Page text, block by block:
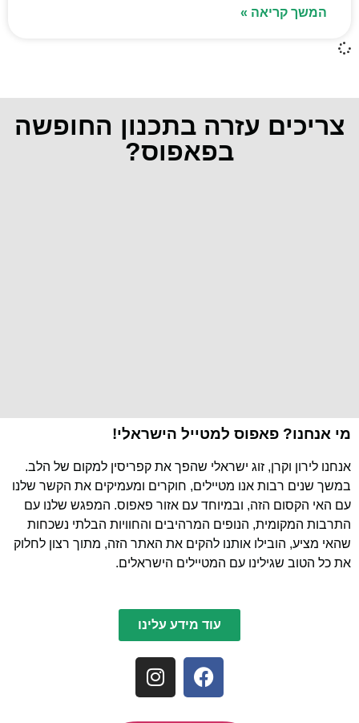
המשך קריאה »
צריכים עזרה בתכנון החופשה
בפאפוס?
מי אנחנו? פאפוס למטייל הישראלי!
אנחנו לירון וקרן, זוג ישראלי שהפך את קפריסין למקום של הלב.
במשך שנים רבות אנו מטיילים, חוקרים ומעמיקים את הקשר שלנו
עם האי הקסום הזה, ובמיוחד עם אזור פאפוס. המפגש שלנו עם
התרבות המקומית, הנופים המרהיבים והחוויות הבלתי נשכחות
שהאי מציע, הובילו אותנו להקים את האתר הזה, מתוך רצון לחלוק
את כל הטוב שגילינו עם המטיילים הישראלים.
עוד מידע עלינו